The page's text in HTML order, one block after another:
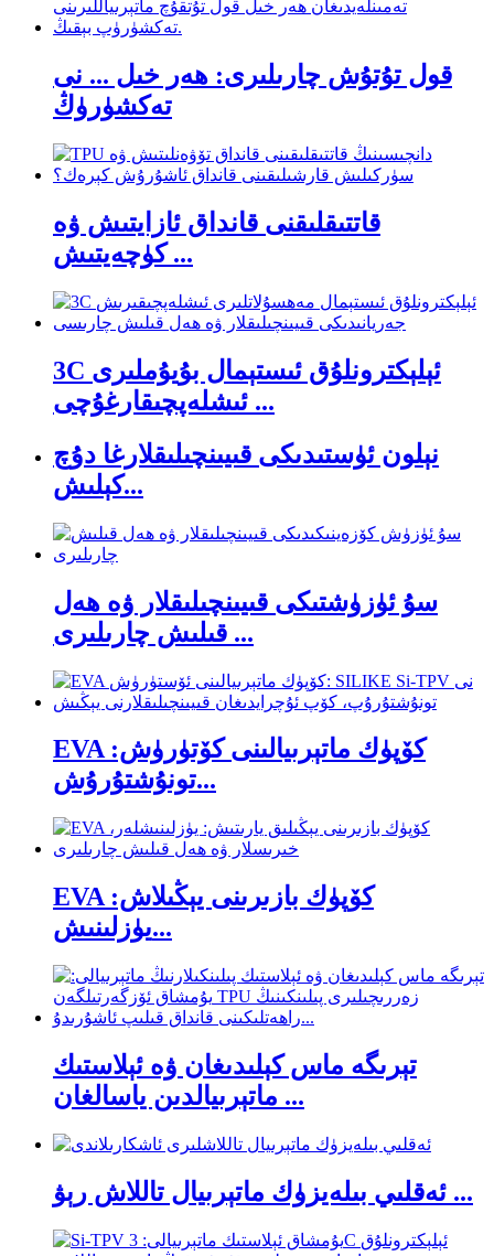
قول تۇتۇش چارىلىرى: ھەر خىل ... نى
تەكشۈرۈڭ
قاتتىقلىقنى قانداق ئازايتىش ۋە
كۈچەيتىش ...
3C ئېلېكترونلۇق ئىستېمال بۇيۇملىرى
ئىشلەپچىقارغۇچى ...
نېلون ئۈستىدىكى قىيىنچىلىقلارغا دۇچ
كېلىش...
سۇ ئۈزۈشتىكى قىيىنچىلىقلار ۋە ھەل
قىلىش چارىلىرى ...
EVA كۆپۈك ماتېرىيالىنى كۆتۈرۈش:
تونۇشتۇرۇش...
EVA كۆپۈك بازىرىنى يېڭىلاش:
يۈزلىنىش...
تېرىگە ماس كېلىدىغان ۋە ئېلاستىك
ماتېرىيالدىن ياسالغان ...
ئەقلىي بىلەيزۈك ماتېرىيال تاللاش رېۋ ...